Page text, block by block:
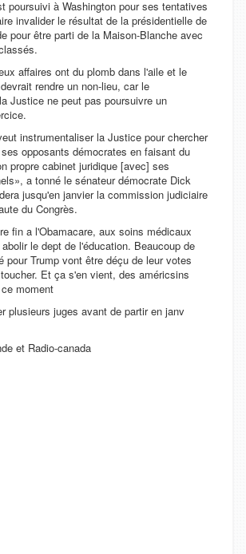
poursuivi à Washington pour ses tentatives
invalider le résultat de la présidentielle de
pour être parti de la Maison-Blanche avec
affaires ont du plomb dans l'aile et le
rendre un non-lieu, car le
Justice ne peut pas poursuivre un
instrumentaliser la Justice pour chercher
opposants démocrates en faisant du
propre cabinet juridique [avec] ses
, a tonné le sénateur démocrate Dick
jusqu'en janvier la commission judiciaire
du Congrès.
fin a l'Obamacare, aux soins médicaux
le dept de l'éducation. Beaucoup de
pour Trump vont être déçu de leur votes
Et ça s'en vient, des américsins
moment
plusieurs juges avant de partir en janv
et Radio-canada